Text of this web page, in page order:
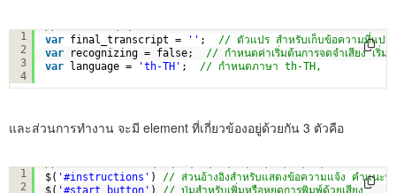
1
2
3
4
var final_transcript = '' ; // ตัวแปร สำหรับเก็บข้อความที่แปลง
var
recognizing = false; // กำหนดค่าเริ่มต้นการจดจำเสียง เริ่
var language = 'th-TH' ; // กำหนดภาษา th-TH,
และส่วนการทำงาน จะมี element ที่เกี่ยวข้องอยู่ด้วยกัน 3 ตัวคือ
1
2
$( '#instructions' ) // ส่วนอ้างอิงสำหรับแสดงข้อความแจ้ง คำแนะน
$( '#start_button' ) // ปุ่มสำหรับเพิ่มหรือหยุดการพิมพ์ด้วยเสียง